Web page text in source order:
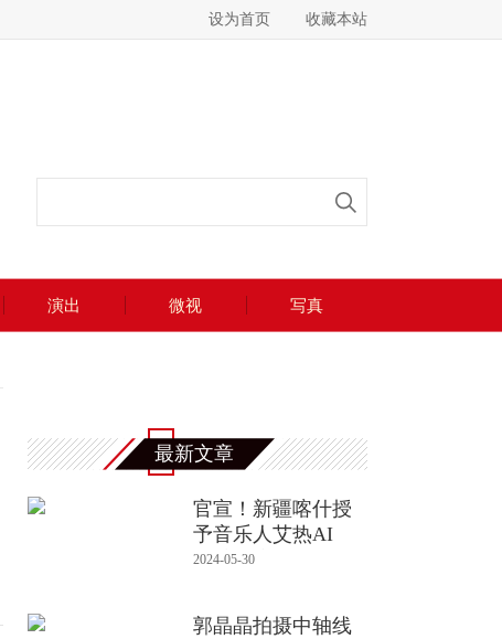
设为首页 收藏本站
演出 微视 写真
最新文章
官宣！新疆喀什授
予音乐人艾热AI
R“喀什市旅
2024-05-30
郭晶晶拍摄中轴线